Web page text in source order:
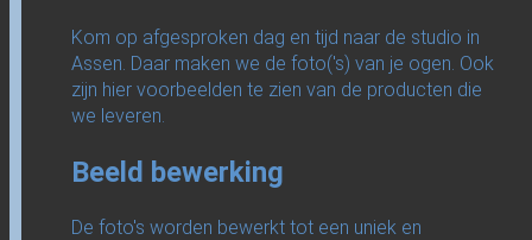
Kom op afgesproken dag en tijd naar de studio in
Assen. Daar maken we de foto('s) van je ogen. Ook
zijn hier voorbeelden te zien van de producten die
we leveren.
Beeld bewerking
De foto's worden bewerkt tot een uniek en